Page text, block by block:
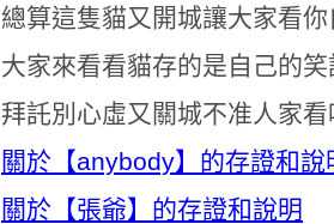
總算這隻貓又開城讓大家看
大家來看看貓存的是自己的
拜託別心虛又關城不准人家看
關於【anybody】的存證和說
關於【張爺】的存證和說明